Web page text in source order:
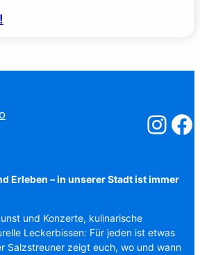
Erleben – in unserer Stadt ist immer
und Konzerte, kulinarische
Leckerbissen: Für jeden ist etwas
Salzstreuner zeigt euch, wo und wann